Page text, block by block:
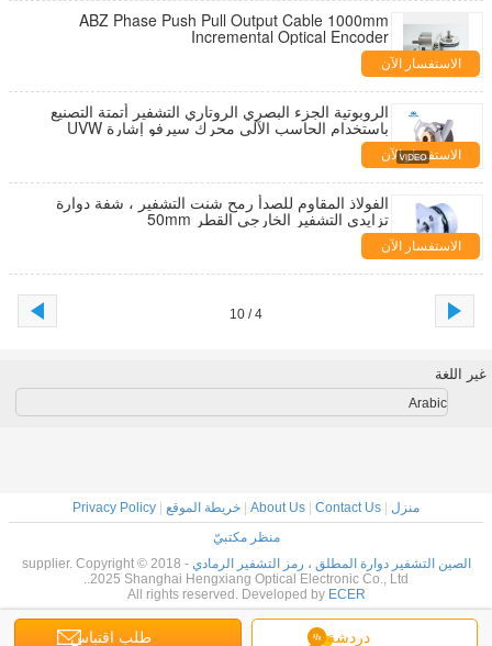
ABZ Phase Push Pull Output Cable 1000mm
Incremental Optical Encoder
الاستفسار الآن
الروبوتية الجزء البصري الروتاري التشفير أتمتة التصنيع
باستخدام الحاسب الآلي محرك سيرفو إشارة UVW
الاستفسار الآن
الفولاذ المقاوم للصدأ رمح شنت التشفير ، شفة دوارة
تزايدي التشفير الخارجي القطر 50mm
الاستفسار الآن
4 / 10
دردشة طلب اقتباس
غير اللغة
Arabic
منزل About Us Contact Us خريطة الموقع
Privacy Policy
منظر مكتبيّ
الصين التشفير دوارة المطلق ، رمز التشفير الرمادي supplier. Copyright © 2018 -
2025 Shanghai Hengxiang Optical Electronic Co., Ltd..
All rights reserved. Developed by ECER